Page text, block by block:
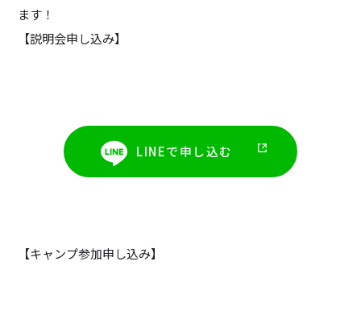
ます！
【説明会申し込み】
LINEで申し込む
【キャンプ参加申し込み】